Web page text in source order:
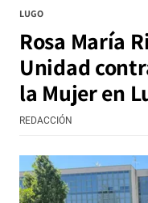
LUGO
Rosa María
Unidad
la Mujer en
REDACCIÓN